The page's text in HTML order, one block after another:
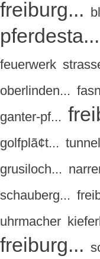
freiburg...
pferdesta...
feuerwerk
oberlinden...
ganter-pf...
golfplã¢t...
grusiloch...
schauberg...
uhrmacher
freiburg...